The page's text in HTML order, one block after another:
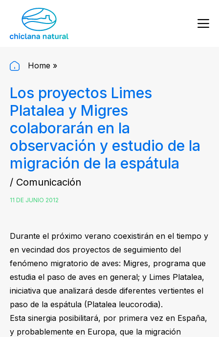
Home »
Los proyectos Limes
Platalea y Migres
colaborarán en la
observación y estudio de la
migración de la espátula
/ Comunicación
11 DE JUNIO 2012
Durante el próximo verano coexistirán en el tiempo y
en vecindad dos proyectos de seguimiento del
fenómeno migratorio de aves: Migres, programa que
estudia el paso de aves en general; y Limes Platalea,
iniciativa que analizará desde diferentes vertientes el
paso de la espátula (Platalea leucorodia).
Esta sinergia posibilitará, por primera vez en España,
y probablemente en Europa, que la migración